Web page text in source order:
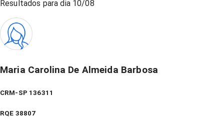
Resultados para dia 10/08
Maria Carolina De Almeida Barbosa
CRM-SP 136311
RQE 38807